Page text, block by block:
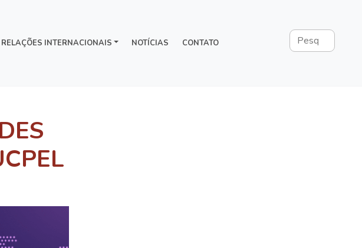
RELAÇÕES INTERNACIONAIS NOTÍCIAS CONTATO